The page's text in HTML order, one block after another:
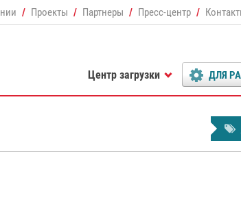
Проекты Партнеры Пресс-центр
Центр загрузки ДЛЯ